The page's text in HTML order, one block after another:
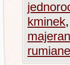
kminek,